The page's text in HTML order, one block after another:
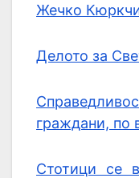
Жечко
Делото за
граждани, по
Стотици се